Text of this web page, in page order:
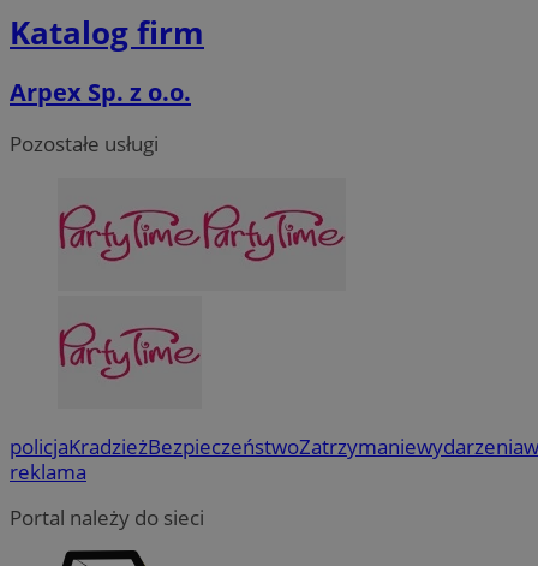
Katalog firm
Arpex Sp. z o.o.
Pozostałe usługi
policjaKradzieżBezpieczeństwoZatrzymaniewydarzenia
reklama
Portal należy do sieci